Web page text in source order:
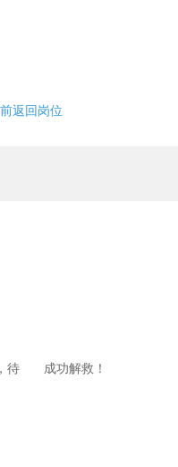
返回岗位
待
成功解救！